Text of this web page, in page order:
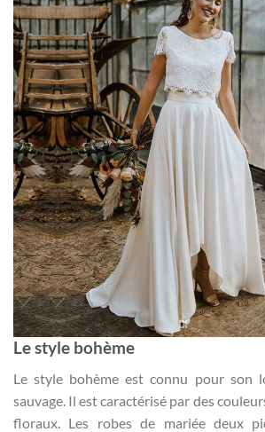
Le style bohème
Le style bohème est connu pour son
sauvage. Il est caractérisé par des
floraux. Les robes de mariée deux